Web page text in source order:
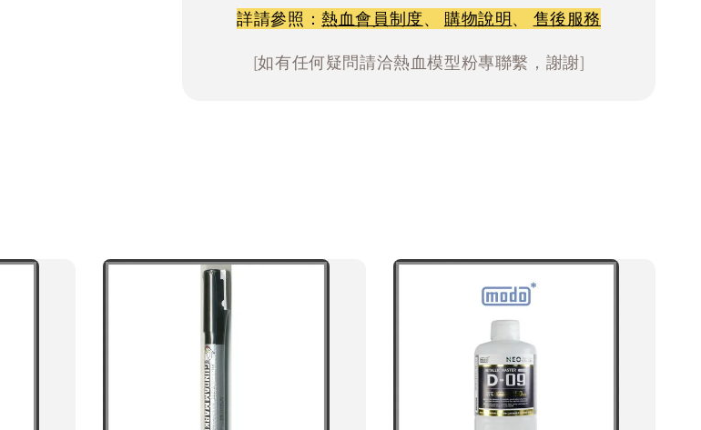
詳請參照：熱血會員制度、 購物說明、 售後服務
[如有任何疑問請洽熱血模型粉專聯繫，謝謝]